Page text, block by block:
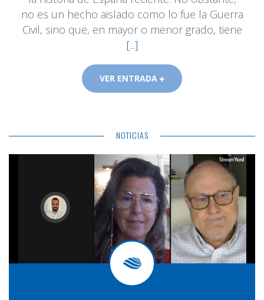
no es un hecho aislado como lo fue la Guerra
Civil, sino que, en mayor o menor grado, tiene
[...]
VER ENTRADA
NOTICIAS